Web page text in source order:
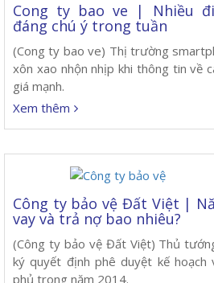
Cong ty bao ve | Nhiều
đáng chú ý trong tuần
(Cong ty bao ve) Thị trường
xôn xao nhộn nhịp khi thông tin về
giá mạnh.
Xem thêm
Công ty bảo vệ Đất Việt |
vay và trả nợ bao nhiêu?
(Công ty bảo vệ Đất Việt) Thủ
ký quyết định phê duyệt kế hoạch
phủ trong năm 2014.